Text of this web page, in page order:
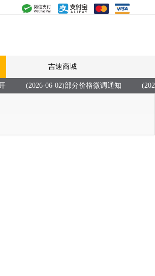
吉速商城
(2026-06-02)部分价格微调通知